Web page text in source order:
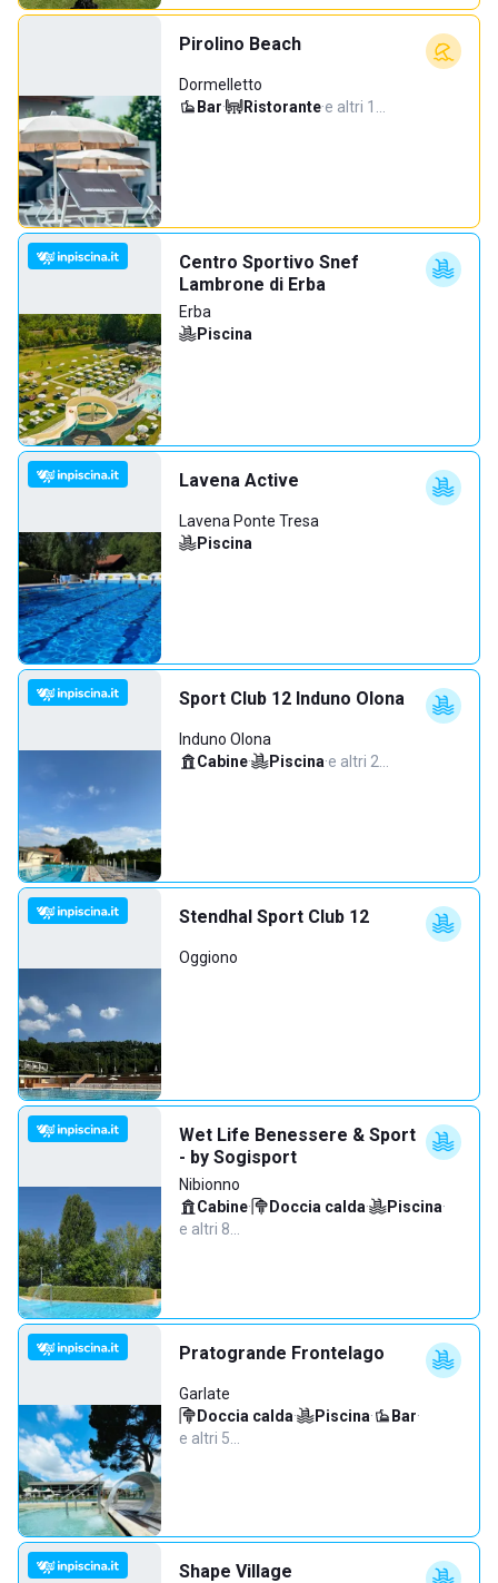
Pirolino Beach
Dormelletto
Bar· Ristorante·e altri 1…
Centro Sportivo Snef
Lambrone di Erba
Erba
Piscina
Lavena Active
Lavena Ponte Tresa
Piscina
Sport Club 12 Induno Olona
Induno Olona
Cabine· Piscina·e altri 2…
Stendhal Sport Club 12
Oggiono
Wet Life Benessere & Sport
- by Sogisport
Nibionno
Cabine· Doccia calda· Piscina·
e altri 8…
Pratogrande Frontelago
Garlate
Doccia calda· Piscina· Bar·
e altri 5…
Shape Village